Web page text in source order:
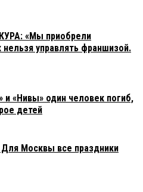
«Мы приобрели
управлять франшизой.
и «Нивы» один человек погиб,
детей
Москвы все праздники